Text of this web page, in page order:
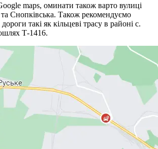
maps, оминати також варто вулиці
Снопківська. Також рекомендуємо
такі як кільцеві трасу в районі с.
Т-1416.